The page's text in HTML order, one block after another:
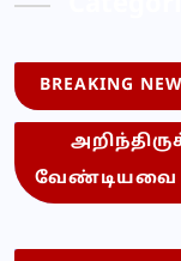
BREAKING
வேண்டியவை